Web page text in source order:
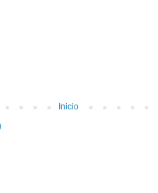
Inicio